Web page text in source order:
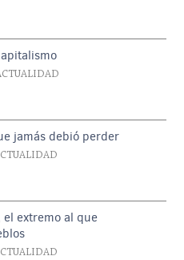
jamás debió perder
el extremo al que